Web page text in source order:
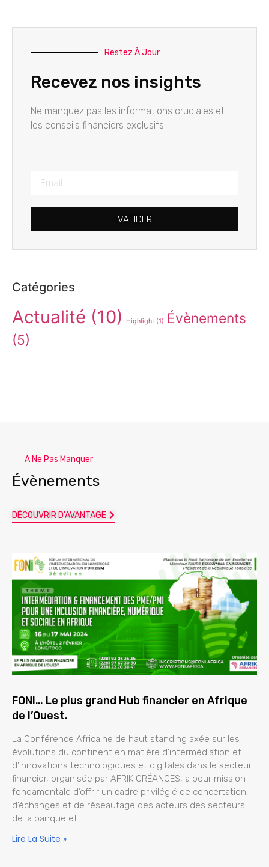
Restez À Jour
Recevez nos insights
Ne manquez pas les informations cruciales et
les conseils financiers exclusifs.
VALIDER
Catégories
Actualité (10) Highlight (1)
Évènements
(5)
A Ne Pas Manquer
Évènements
DÉCOUVRIR D'AVANTAGE
FONI… Le plus grand Hub financier en Afrique
de l’Ouest.
La Conférence Africaine de haut standing axée sur les
évolutions du continent en matière d’intermédiation et
d’innovations technologiques et digitales dans le secteur
financier, organisée par AFRIK CRÉANCES, a pour mission
fondamentale d’offrir un cadre privilégié de concertation,
d’échanges et de réseautage des acteurs des secteurs
de la banque et
Lire La Suite »